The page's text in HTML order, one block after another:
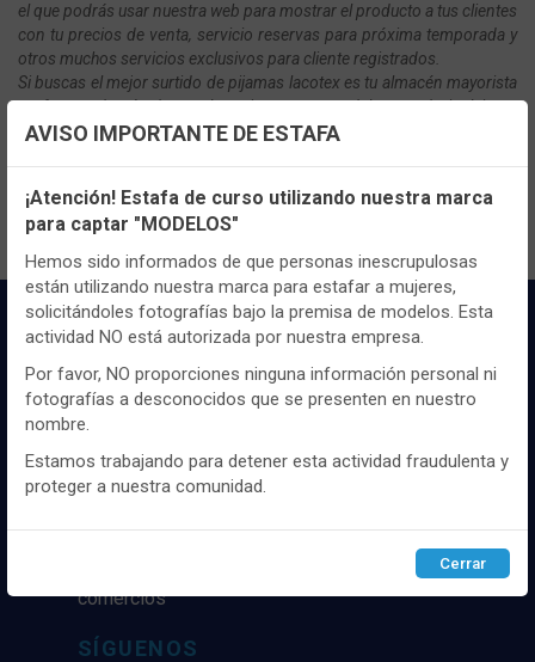
el que podrás usar nuestra web para mostrar el producto a tus clientes
con tu precios de venta, servicio reservas para próxima temporada y
otros muchos servicios exclusivos para cliente registrados.
Si buscas el mejor surtido de pijamas lacotex es tu almacén mayorista
perfecto, además d tener la mejores marcas del mercado incluimos
en ella como producto destacado lospijamas de hombre Lois
temporada tras temporada.
Distribuidor y mayorista textil de las mejores
marcaas de ropa y complementos del
experiencia como proveedor de los mejores
comercios
SÍGUENOS
Configuración de cookies
Utilizamos cookies propias y de terceros, de sesión o
persistentes, para hacer funcionar de manera segura nuestra
página web y personalizar su contenido.
Igualmente, utilizamos cookies para medir y obtener datos de
la navegación que realizas y para ajustar el contenido a tus
gustos y preferencias.
Puedesconfigurary aceptar el uso de cookies a tu gusto.
Para obtener más información visita nuestra
cookies .
Configurar Rechazar ACEPTAR
AVISO IMPORTANTE DE ESTAFA
¡Atención! Estafa de curso utilizando nuestra marca
para captar "MODELOS"
Hemos sido informados de que personas inescrupulosas
están utilizando nuestra marca para estafar a mujeres,
solicitándoles fotografías bajo la premisa de modelos. Esta
actividad NO está autorizada por nuestra empresa.
Por favor, NO proporciones ninguna información personal ni
fotografías a desconocidos que se presenten en nuestro
nombre.
Estamos trabajando para detener esta actividad fraudulenta y
proteger a nuestra comunidad.
Cerrar